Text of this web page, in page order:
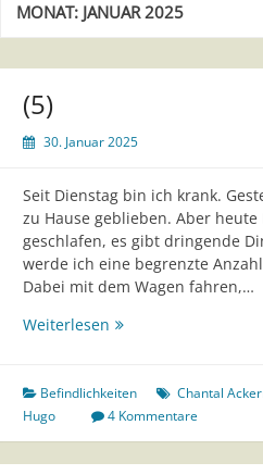
MONAT: JANUAR 2025
(5)
30. Januar 2025
Seit Dienstag bin ich krank.
zu Hause geblieben. Aber
geschlafen, es gibt dringende
werde ich eine begrenzte
Dabei mit dem Wagen fahren,…
Weiterlesen (5)
Befindlichkeiten Chantal
Hugo
4 Kommentare